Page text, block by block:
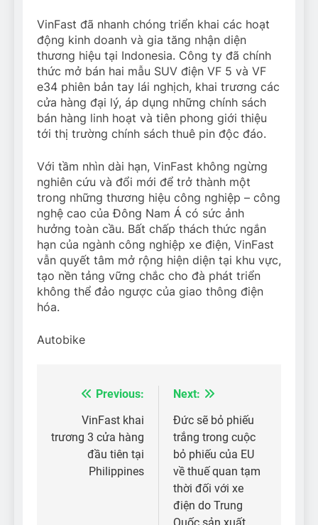
VinFast đã nhanh chóng triển khai các hoạt
động kinh doanh và gia tăng nhận diện
thương hiệu tại Indonesia. Công ty đã chính
thức mở bán hai mẫu SUV điện VF 5 và VF
e34 phiên bản tay lái nghịch, khai trương các
cửa hàng đại lý, áp dụng những chính sách
bán hàng linh hoạt và tiên phong giới thiệu
tới thị trường chính sách thuê pin độc đáo.
Với tầm nhìn dài hạn, VinFast không ngừng
nghiên cứu và đổi mới để trở thành một
trong những thương hiệu công nghiệp – công
nghệ cao của Đông Nam Á có sức ảnh
hưởng toàn cầu. Bất chấp thách thức ngắn
hạn của ngành công nghiệp xe điện, VinFast
vẫn quyết tâm mở rộng hiện diện tại khu vực,
tạo nền tảng vững chắc cho đà phát triển
không thể đảo ngược của giao thông điện
hóa.
Autobike
Điều
hướng
Previous:
VinFast khai
trương 3 cửa hàng
đầu tiên tại
Philippines
Next:
Đức sẽ bỏ phiếu
trắng trong cuộc
bỏ phiếu của EU
về thuế quan tạm
thời đối với xe
điện do Trung